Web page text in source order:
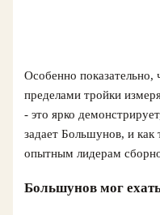
Особенно показательно,
пределами тройки
- это ярко
задает Большунов, и как
опытным лидерам
Большунов мог